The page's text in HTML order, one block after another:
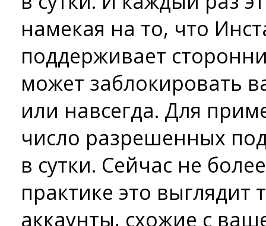
намекая на то, что
поддерживает
может заблокировать
или навсегда. Для
число разрешенных
в сутки. Сейчас не
практике это выглядит
аккаунты, схожие с